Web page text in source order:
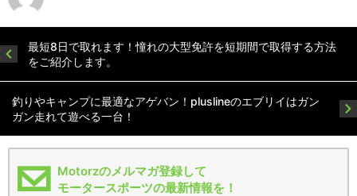
最短8日で取れます！憧れの大型免許を短期間で取得する方法
をご紹介します。
釣りやキャンプに最適なアゲバン！pluslineのエブリイはガン
ガン走れて遊べる一台！
Motorzのメルマガ登録して
モータースポーツの最新情報を！